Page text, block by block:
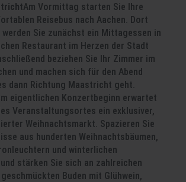
Am Vormittag starten Sie Ihre
Reisebus nach Aachen. Dort
werden Sie zunächst ein Mittagessen in
Restaurant im Herzen der Stadt
beziehen Sie Ihr Zimmer im
und machen sich für den Abend
dann Richtung Maastricht geht.
eigentlichen Konzertbeginn erwartet
Veranstaltungsortes ein exklusiver,
Weihnachtsmarkt. Spazieren Sie
aus hunderten Weihnachtsbäumen,
und winterlichen
stärken Sie sich an zahlreichen
Buden mit Glühwein,